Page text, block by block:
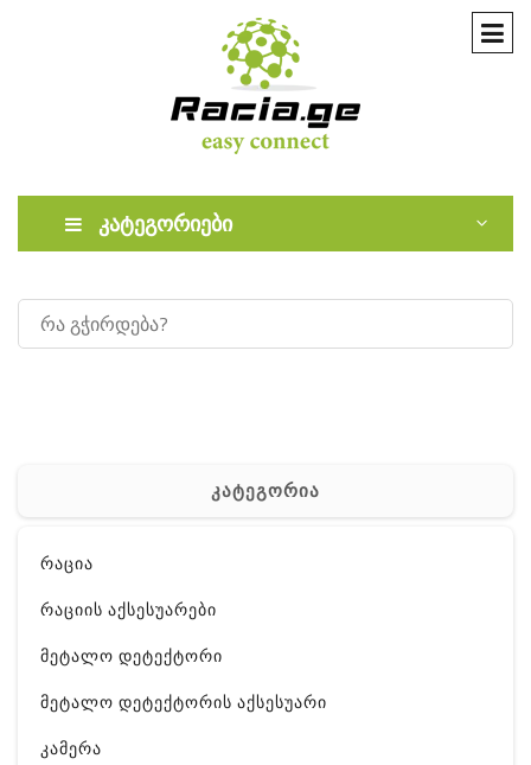
კატეგორიები
კატეგორია
რაცია
რაციის აქსესუარები
მეტალო დეტექტორი
მეტალო დეტექტორის აქსესუარი
კამერა